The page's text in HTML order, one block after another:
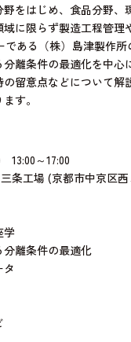
をはじめ、食品分野
に限らず製造工程管
ある（株）島津製作
離条件の最適化を中
留意点などについて解
す。
13:00～17:00
条工場 (京都市中京区
条件の最適化